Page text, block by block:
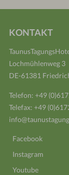
KONTAKT
Lochmühlenweg 3
DE-61381
Telefon: +49
Telefax: +49
Facebook
Instagram
Youtube